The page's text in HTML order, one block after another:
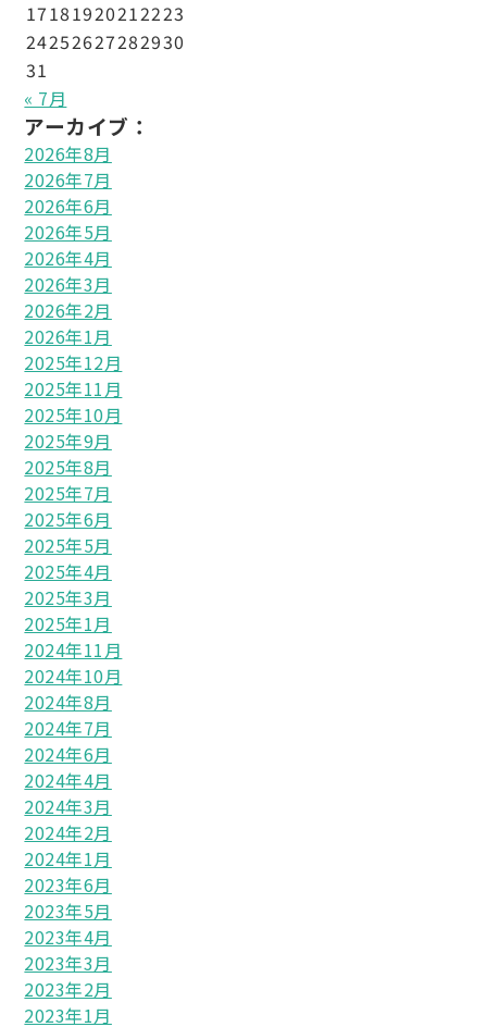
17181920212223
24252627282930
31
« 7月
アーカイブ：
2026年8月
2026年7月
2026年6月
2026年5月
2026年4月
2026年3月
2026年2月
2026年1月
2025年12月
2025年11月
2025年10月
2025年9月
2025年8月
2025年7月
2025年6月
2025年5月
2025年4月
2025年3月
2025年1月
2024年11月
2024年10月
2024年8月
2024年7月
2024年6月
2024年4月
2024年3月
2024年2月
2024年1月
2023年6月
2023年5月
2023年4月
2023年3月
2023年2月
2023年1月